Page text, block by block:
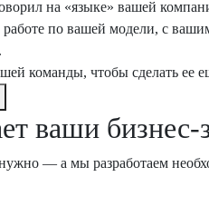
на «языке» вашей
работе по вашей модели, с
команды, чтобы сделать ее
ваши бизнес-
— а мы разработаем